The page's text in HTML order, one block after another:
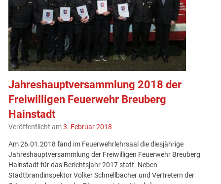
Jahreshauptversammlung 2018 der
Freiwilligen Feuerwehr Breuberg
Hainstadt
Veröffentlicht am3. Februar 2018
Am 26.01.2018 fand im Feuerwehrlehrsaal die diesjährige
Jahreshauptversammlung der Freiwilligen Feuerwehr Breuberg
Hainstadt für das Berichtsjahr 2017 statt. Neben
Stadtbrandinspektor Volker Schnellbacher und Vertretern der